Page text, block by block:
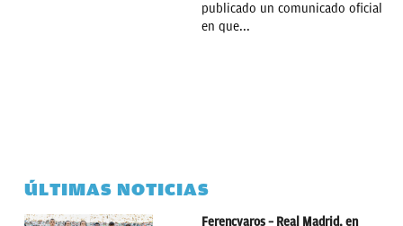
publicado un comunicado oficial
en que...
ÚLTIMAS NOTICIAS
Ferencvaros – Real Madrid, en